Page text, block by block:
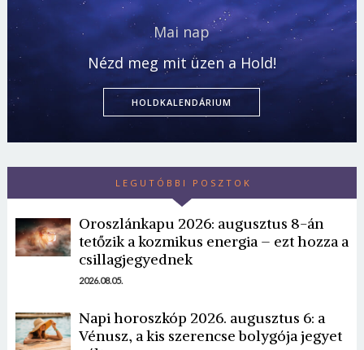
Mai nap
Nézd meg mit üzen a Hold!
HOLDKALENDÁRIUM
LEGUTÓBBI POSZTOK
Oroszlánkapu 2026: augusztus 8-án
tetőzik a kozmikus energia – ezt hozza a
csillagjegyednek
2026.08.05.
Napi horoszkóp 2026. augusztus 6: a
Vénusz, a kis szerencse bolygója jegyet
Borsonline bejelentkezés